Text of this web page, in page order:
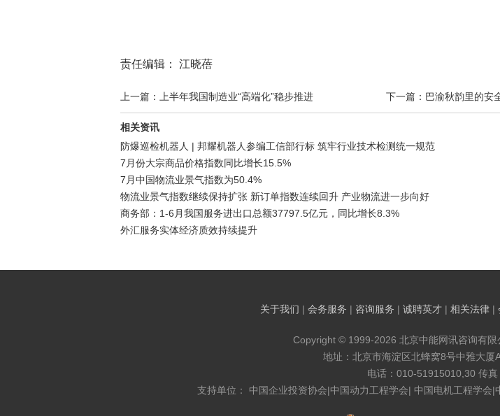
责任编辑： 江晓蓓
上一篇：上半年我国制造业“高端化”稳步推进 下一篇：巴渝秋韵里的安
相关资讯
防爆巡检机器人 | 邦耀机器人参编工信部行标 筑牢行业技术检测统一规范
7月份大宗商品价格指数同比增长15.5%
7月中国物流业景气指数为50.4%
物流业景气指数继续保持扩张 新订单指数连续回升 产业物流进一步向好
商务部：1-6月我国服务进出口总额37797.5亿元，同比增长8.3%
外汇服务实体经济质效持续提升
关于我们 | 会务服务 | 咨询服务 | 诚聘英才 | 相关法律 |
Copyright © 1999-2026 北京中能网讯咨询有限
地址：北京市海淀区北蜂窝8号中雅大厦
电话：010-51915010,30 传
支持单位： 中国企业投资协会|中国动力工程学会| 中国电机工程学会